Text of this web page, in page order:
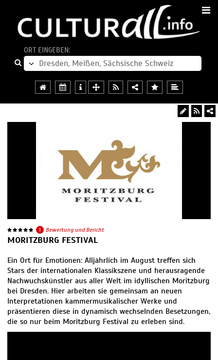
ORT EINGEBEN:
1 Bewertung und Bericht
MORITZBURG FESTIVAL
Ein Ort für Emotionen: Alljährlich im August treffen sich
Stars der internationalen Klassikszene und herausragende
Nachwuchskünstler aus aller Welt im idyllischen Moritzburg
bei Dresden. Hier arbeiten sie gemeinsam an neuen
Interpretationen kammermusikalischer Werke und
präsentieren diese in dynamisch wechselnden Besetzungen,
die so nur beim Moritzburg Festival zu erleben sind.